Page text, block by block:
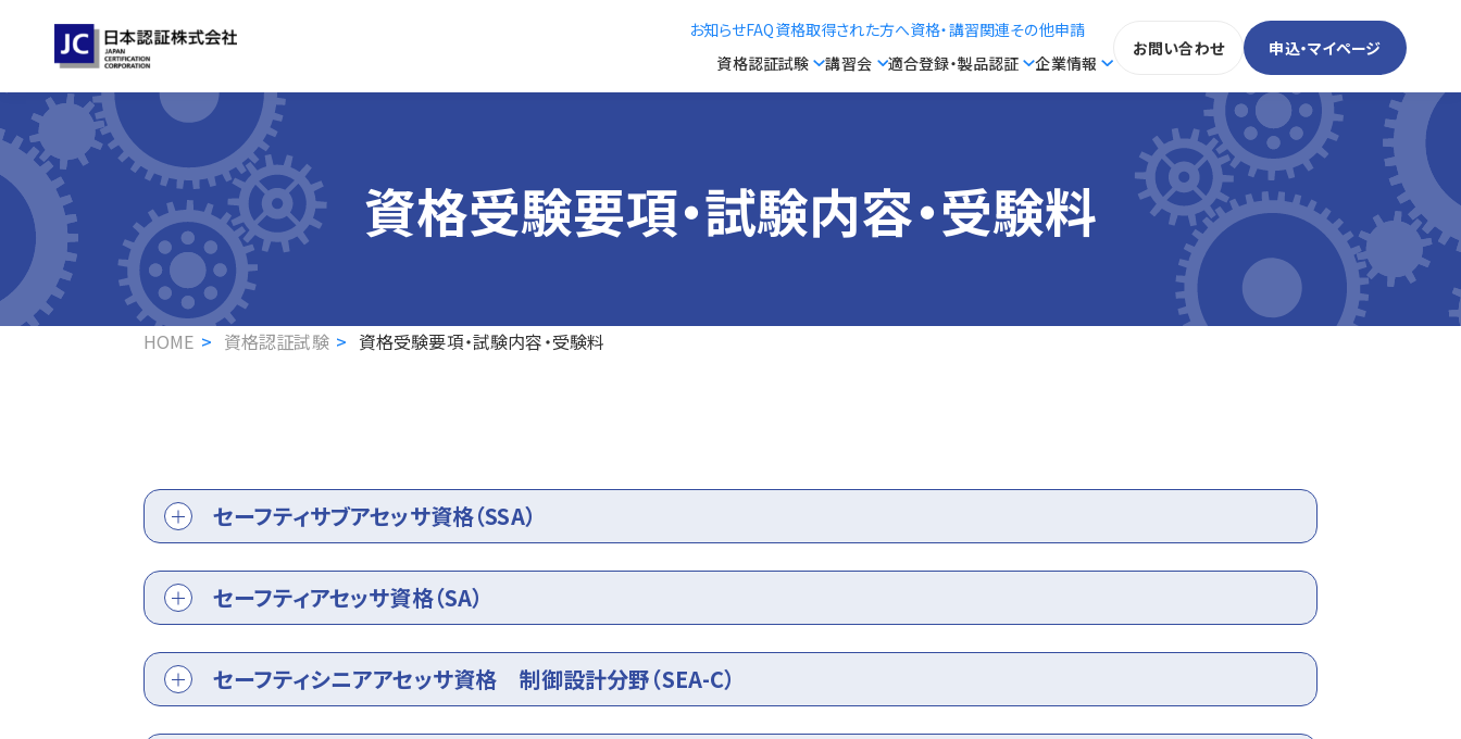
資格認証試験 講習会 適合登録・製品認証 企業情報
お知らせFAQ資格取得された方へ資格・講習関連その他申請
お問い合わせ
申込・マイページ
資格受験要項・試験内容・受験料
HOME 資格認証試験 資格受験要項・試験内容・受験料
セーフティサブアセッサ資格（SSA）
セーフティアセッサ資格（SA）
セーフティシニアアセッサ資格 制御設計分野（SEA-C）